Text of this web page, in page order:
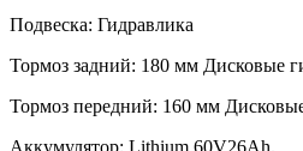
Подвеска: Гидравлика
Тормоз задний: 180 мм Дисковые
Тормоз передний: 160 мм
Аккумулятор: Lithium 60V26Ah.